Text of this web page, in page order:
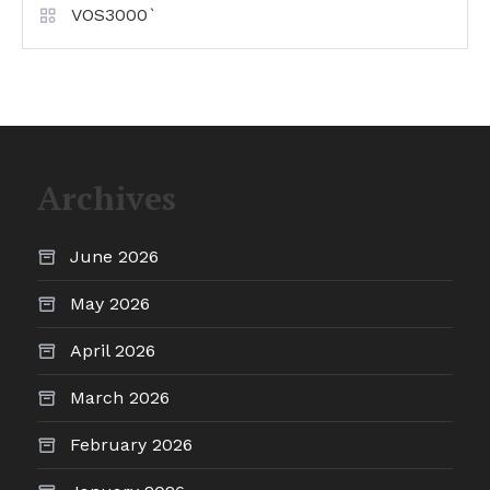
VOS3000`
Archives
June 2026
May 2026
April 2026
March 2026
February 2026